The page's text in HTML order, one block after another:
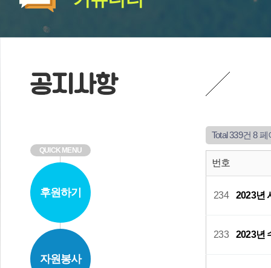
QUICK MENU
후원하기
자원봉사
Total 339건 8 페
번호
234 2023년
233 2023년